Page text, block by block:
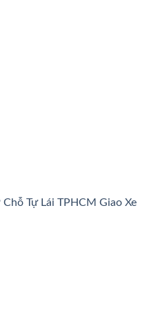
Chỗ Tự Lái TPHCM Giao Xe